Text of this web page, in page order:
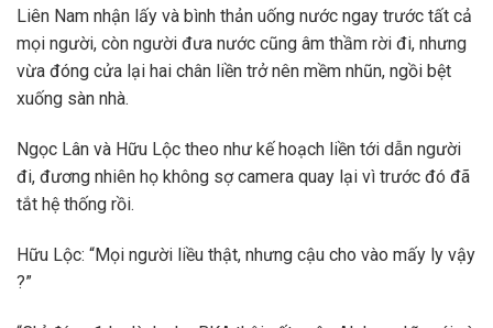
Liên Nam nhận lấy và bình thản uống nước ngay trước tất cả
mọi người, còn người đưa nước cũng âm thầm rời đi, nhưng
vừa đóng cửa lại hai chân liền trở nên mềm nhũn, ngồi bệt
xuống sàn nhà.
Ngọc Lân và Hữu Lộc theo như kế hoạch liền tới dẫn người
đi, đương nhiên họ không sợ camera quay lại vì trước đó đã
tắt hệ thống rồi.
Hữu Lộc: “Mọi người liều thật, nhưng cậu cho vào mấy ly vậy
?”